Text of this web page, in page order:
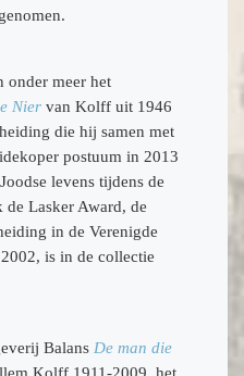
onder meer het
Nier van Kolff uit 1946
die hij samen met
postuum in 2013
levens tijdens de
de Lasker Award, de
in de Verenigde
is in de collectie
Balans De man die